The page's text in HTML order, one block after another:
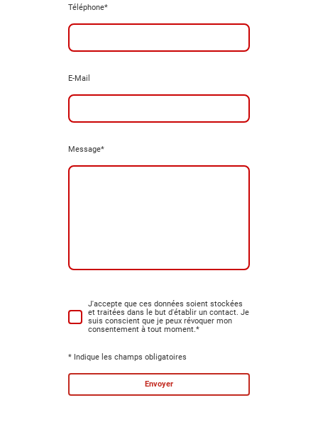
Téléphone*
E-Mail
Message*
J'accepte que ces données soient stockées
et traitées dans le but d'établir un contact. Je
suis conscient que je peux révoquer mon
consentement à tout moment.*
* Indique les champs obligatoires
Envoyer